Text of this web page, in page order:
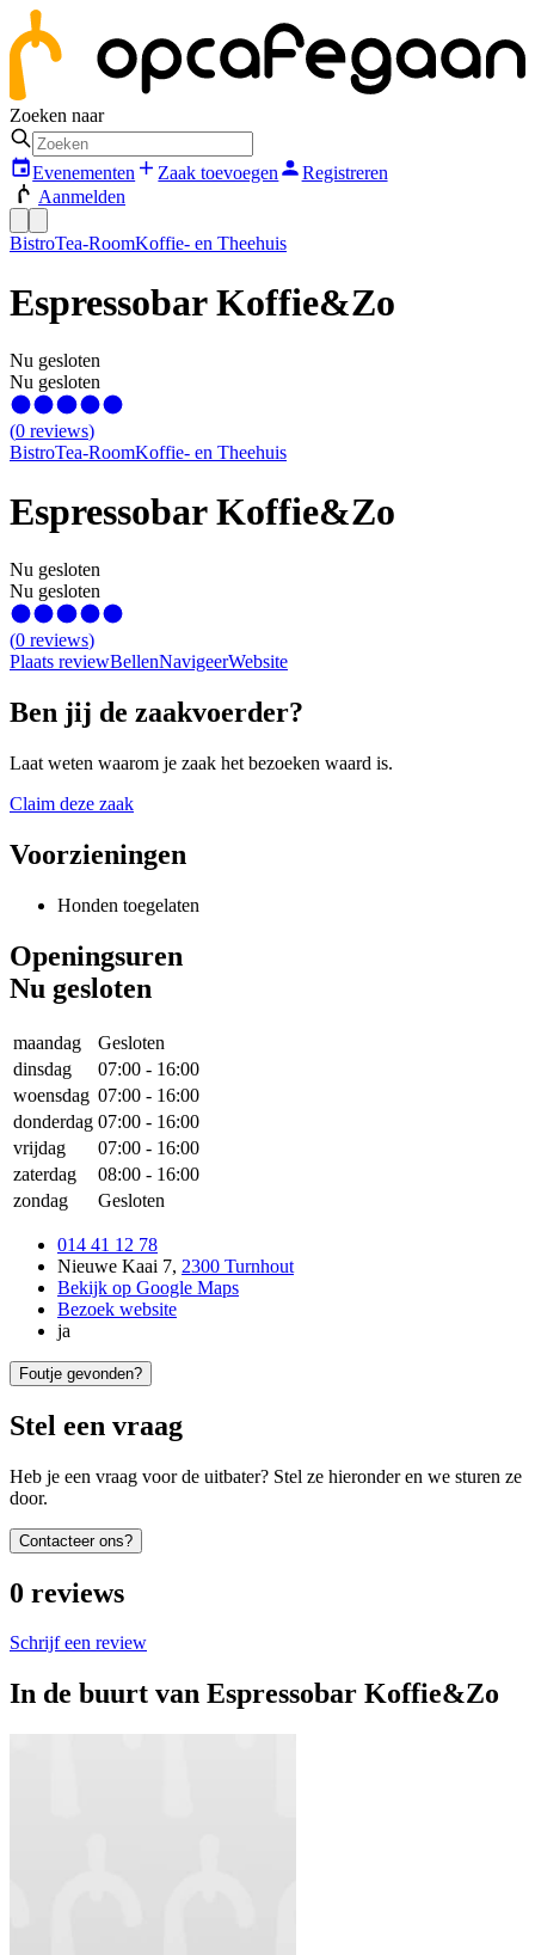
Zoeken naar
Evenementen Zaak toevoegen
Registreren
Aanmelden
BistroTea-RoomKoffie- en Theehuis
Espressobar Koffie&Zo
Nu gesloten
Nu gesloten
(0 reviews)
BistroTea-RoomKoffie- en Theehuis
Espressobar Koffie&Zo
Nu gesloten
Nu gesloten
(0 reviews)
Plaats reviewBellenNavigeerWebsite
Ben jij de zaakvoerder?
Laat weten waarom je zaak het bezoeken waard is.
Claim deze zaak
Voorzieningen
Honden toegelaten
Openingsuren
Nu gesloten
maandag
Gesloten
dinsdag
07:00 - 16:00
woensdag 07:00 - 16:00
donderdag 07:00 - 16:00
vrijdag
07:00 - 16:00
zaterdag
08:00 - 16:00
zondag
Gesloten
014 41 12 78
Nieuwe Kaai 7, 2300 Turnhout
Bekijk op Google Maps
Bezoek website
ja
Foutje gevonden?
Stel een vraag
Heb je een vraag voor de uitbater? Stel ze hieronder en we sturen ze
door.
Contacteer ons?
0 reviews
Schrijf een review
In de buurt van Espressobar Koffie&Zo